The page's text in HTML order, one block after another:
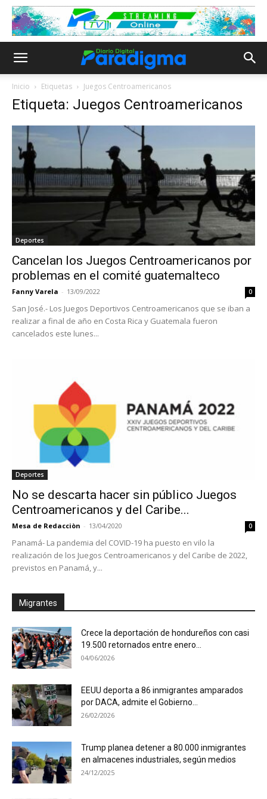
Inicio Etiquetas Juegos Centroamericanos
Etiqueta: Juegos Centroamericanos
Deportes
Cancelan los Juegos Centroamericanos por
problemas en el comité guatemalteco
Fanny Varela - 13/09/2022 0
San José.- Los Juegos Deportivos Centroamericanos que se iban a
realizar a final de año en Costa Rica y Guatemala fueron
cancelados este lunes...
Deportes
No se descarta hacer sin público Juegos
Centroamericanos y del Caribe...
Mesa de Redacciòn - 13/04/2020 0
Panamá- La pandemia del COVID-19 ha puesto en vilo la
realización de los Juegos Centroamericanos y del Caribe de 2022,
previstos en Panamá, y...
Migrantes
Crece la deportación de hondureños con casi
19.500 retornados entre enero...
04/06/2026
EEUU deporta a 86 inmigrantes amparados
por DACA, admite el Gobierno...
26/02/2026
Trump planea detener a 80.000 inmigrantes
en almacenes industriales, según medios
24/12/2025